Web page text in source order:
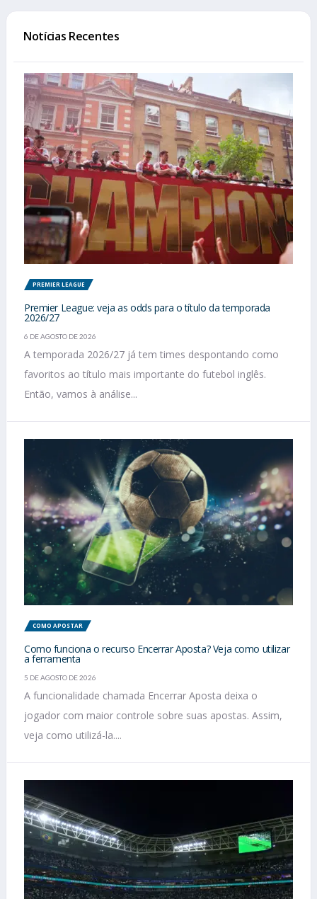
Notícias Recentes
PREMIER LEAGUE
Premier League: veja as odds para o título da temporada
2026/27
6 DE AGOSTO DE 2026
A temporada 2026/27 já tem times despontando como
favoritos ao título mais importante do futebol inglês.
Então, vamos à análise...
COMO APOSTAR
Como funciona o recurso Encerrar Aposta? Veja como utilizar
a ferramenta
5 DE AGOSTO DE 2026
A funcionalidade chamada Encerrar Aposta deixa o
jogador com maior controle sobre suas apostas. Assim,
veja como utilizá-la....